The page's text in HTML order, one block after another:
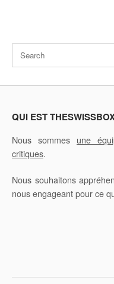
QUI EST
Nous sommes une
critiques.
Nous souhaitons
nous engageant pour ce